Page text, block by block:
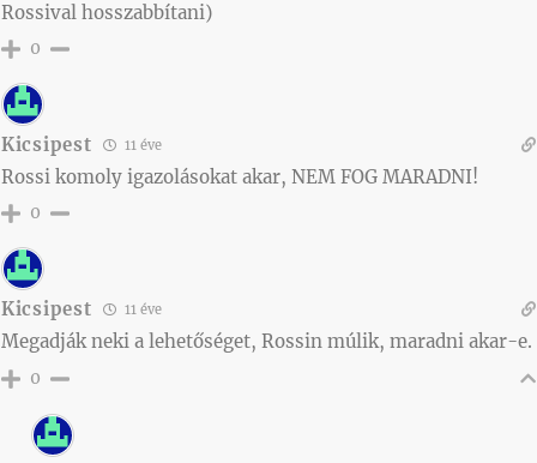
Rossival hosszabbítani)
0
Kicsipest 11 éve
Rossi komoly igazolásokat akar, NEM FOG MARADNI!
0
Kicsipest 11 éve
Megadják neki a lehetőséget, Rossin múlik, maradni akar-e.
0